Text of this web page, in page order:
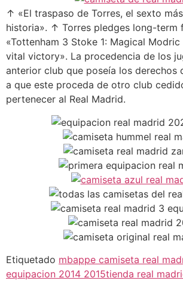
↑ «El traspaso de Torres, el sexto
historia». ↑ Torres pledges long-term
«Tottenham 3 Stoke 1: Magical
vital victory». La procedencia de los
anterior club que poseía los derechos
a que este proceda de otro club
pertenecer al Real Madrid.
Etiquetado mbappe camiseta real
equipacion 2014 2015tienda real